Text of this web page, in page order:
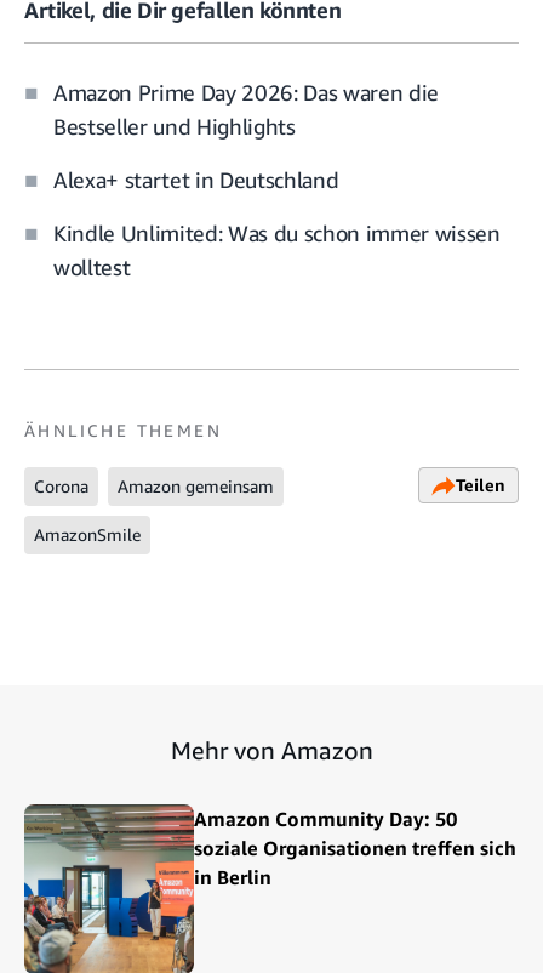
Artikel, die Dir gefallen könnten
Amazon Prime Day 2026: Das waren die
Bestseller und Highlights
Alexa+ startet in Deutschland
Kindle Unlimited: Was du schon immer wissen
wolltest
ÄHNLICHE THEMEN
Corona Amazon gemeinsam
AmazonSmile
Teilen
Mehr von Amazon
Amazon Community Day: 50
soziale Organisationen treffen sich
in Berlin